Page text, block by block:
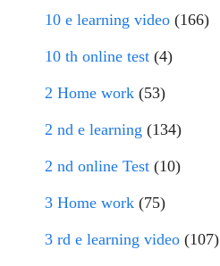
10 e learning video (166)
10 th online test (4)
2 Home work (53)
2 nd e learning (134)
2 nd online Test (10)
3 Home work (75)
3 rd e learning video (107)